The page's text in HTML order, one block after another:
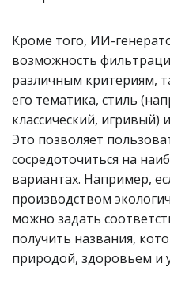
Кроме того, ИИ-
возможность
различным критериям,
его тематика, стиль
классический, игривый)
Это позволяет
сосредоточиться на
вариантах. Например,
производством
можно задать
получить названия,
природой, здоровьем и